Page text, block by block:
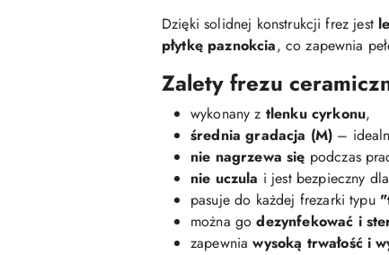
Dzięki solidnej konstrukcji frez jest
płytkę paznokcia, co zapewnia
Zalety frezu
wykonany z tlenku cyrkonu,
średnia gradacja (M) –
nie nagrzewa się podczas
nie uczula i jest bezpieczny
pasuje do każdej frezarki typu
można godezynfekować i
zapewniawysoką trwałość i